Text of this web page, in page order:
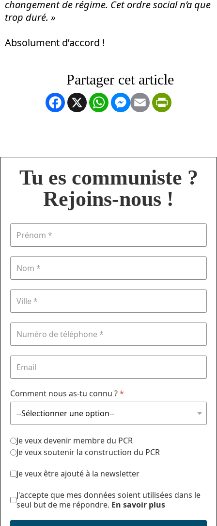
changement de régime. Cet ordre social n’a que
trop duré. »
Absolument d’accord !
Facebook
X WhatsApp
Messenger
Email
Tu es communiste ?
Rejoins-nous !
Comment nous as-tu connu ?*
Je veux devenir membre du PCR
Je veux soutenir la construction du PCR
Je veux être ajouté à la newsletter
J'accepte que mes données soient utilisées dans le
seul but de me répondre. En savoir plus